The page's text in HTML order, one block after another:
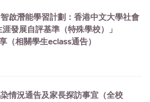
啟潛能學習計劃：香港中文大學社會
發展自評基準（特殊學校）」
（相關學生eclass通告）
情況通告及家長探訪事宜（全校